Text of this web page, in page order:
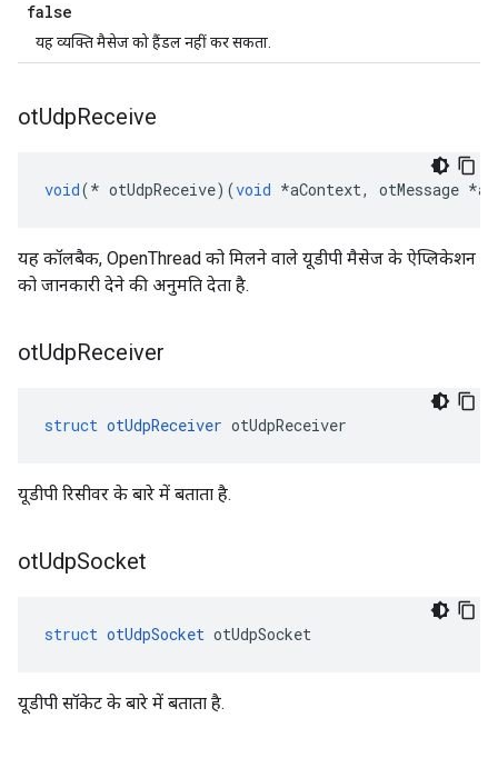
false
यह व्यक्ति मैसेज को हैंडल नहीं कर सकता.
otUdpReceive
void(* otUdpReceive)(void *aContext, otMessage *
यह कॉलबैक, OpenThread को मिलने वाले यूडीपी मैसेज के ऐप्लिकेशन
को जानकारी देने की अनुमति देता है.
otUdpReceiver
struct otUdpReceiver otUdpReceiver
यूडीपी रिसीवर के बारे में बताता है.
otUdpSocket
struct otUdpSocket otUdpSocket
यूडीपी सॉकेट के बारे में बताता है.